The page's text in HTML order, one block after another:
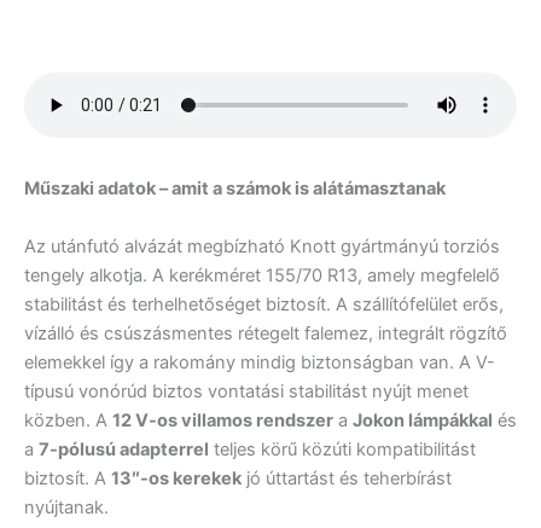
Műszaki adatok – amit a számok is alátámasztanak
Az utánfutó alvázát megbízható Knott gyártmányú torziós
tengely alkotja. A kerékméret 155/70 R13, amely megfelelő
stabilitást és terhelhetőséget biztosít. A szállítófelület erős,
vízálló és csúszásmentes rétegelt falemez, integrált rögzítő
elemekkel így a rakomány mindig biztonságban van. A V-
típusú vonórúd biztos vontatási stabilitást nyújt menet
közben. A 12 V-os villamos rendszer a Jokon lámpákkal és
a 7-pólusú adapterrel teljes körű közúti kompatibilitást
biztosít. A 13″-os kerekek jó úttartást és teherbírást
nyújtanak.